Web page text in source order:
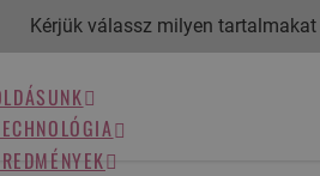
Kérjük válassz milyen